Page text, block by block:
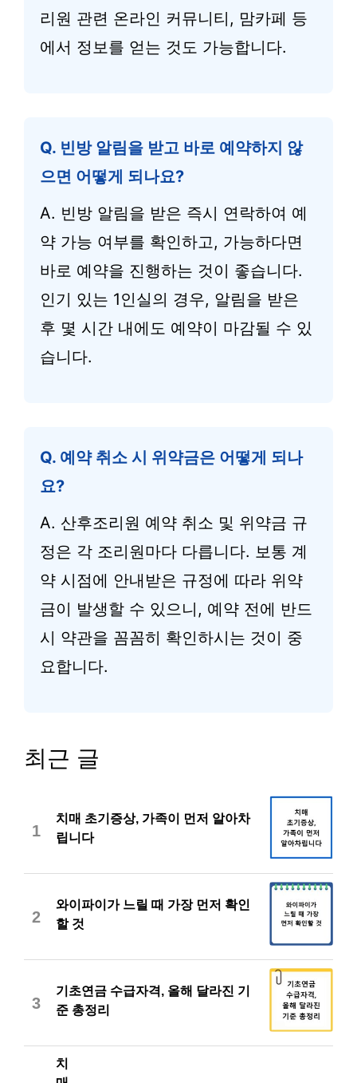
리원 관련 온라인 커뮤니티, 맘카페 등
에서 정보를 얻는 것도 가능합니다.
Q. 빈방 알림을 받고 바로 예약하지 않
으면 어떻게 되나요?
A. 빈방 알림을 받은 즉시 연락하여 예
약 가능 여부를 확인하고, 가능하다면
바로 예약을 진행하는 것이 좋습니다.
인기 있는 1인실의 경우, 알림을 받은
후 몇 시간 내에도 예약이 마감될 수 있
습니다.
Q. 예약 취소 시 위약금은 어떻게 되나
요?
A. 산후조리원 예약 취소 및 위약금 규
정은 각 조리원마다 다릅니다. 보통 계
약 시점에 안내받은 규정에 따라 위약
금이 발생할 수 있으니, 예약 전에 반드
시 약관을 꼼꼼히 확인하시는 것이 중
요합니다.
최근 글
1
치매 초기증상, 가족이 먼저 알아차
립니다
2
와이파이가 느릴 때 가장 먼저 확인
할 것
3
기초연금 수급자격, 올해 달라진 기
준 총정리
치